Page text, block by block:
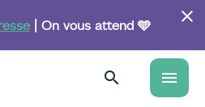
| On vous attend 🩵
menu